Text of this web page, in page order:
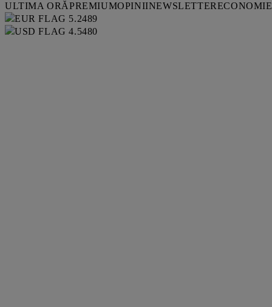
ULTIMA ORĂPREMIUMOPINIINEWSLETTERECONOMIE
5.2489
4.5480